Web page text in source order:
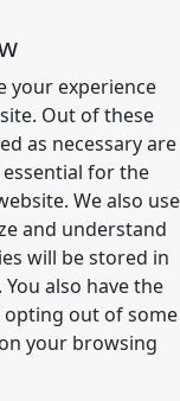
your experience
Out of these
as necessary are
for the
We also use
and understand
will be stored in
also have the
out of some
your browsing